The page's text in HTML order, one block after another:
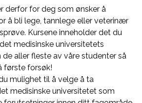
derfor for deg som ønsker å
å bli lege, tannlege eller veterinær
Kursene inneholder det du
medisinske universitetets
aller fleste av våre studenter så
første forsøk!
mulighet til å velge å ta
medisinske universitetet som